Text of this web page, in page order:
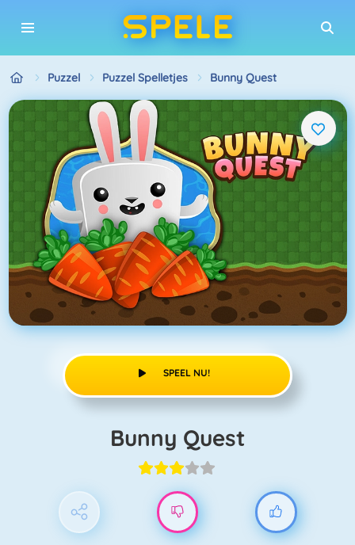
Puzzel Puzzel Spelletjes Bunny Quest
SPEEL NU!
Bunny Quest